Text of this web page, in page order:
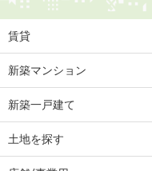
賃貸
新築マンション
新築一戸建て
土地を探す